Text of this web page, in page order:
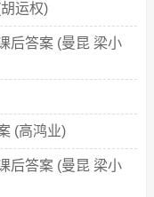
运权)
后答案 (曼昆 梁小
(高鸿业)
后答案 (曼昆 梁小